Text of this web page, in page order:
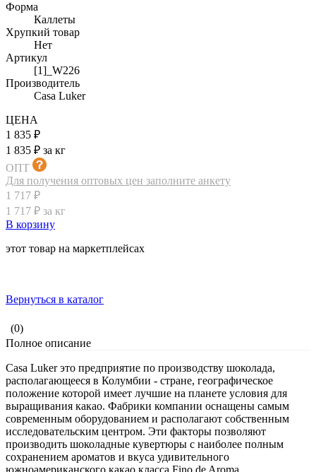
Форма
Каллеты
Хрупкий товар
Нет
Артикул
[1]_W226
Производитель
Casa Luker
ЦЕНА
1 835 ₽
1 835 ₽ за кг
ОПТ
Для получения оптовых цен заполните анкету
1 717 ₽
1 717 ₽ за кг
В корзину
этот товар на маркетплейсах
Вернуться в каталог
(0)
Полное описание
Casa Luker это предприятие по производству шоколада,
располагающееся в Колумбии - стране, географическое
положение которой имеет лучшие на планете условия для
выращивания какао. Фабрики компании оснащены самым
современным оборудованием и располагают собственным
исследовательским центром. Эти факторы позволяют
производить шоколадные кувертюры с наиболее полным
сохранением ароматов и вкуса удивительного